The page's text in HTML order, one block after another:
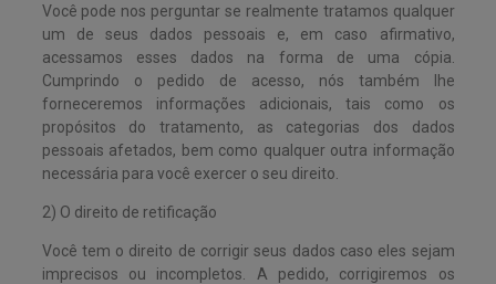
Você pode nos perguntar se realmente tratamos qualquer
um de seus dados pessoais e, em caso afirmativo,
acessamos esses dados na forma de uma cópia.
Cumprindo o pedido de acesso, nós também lhe
forneceremos informações adicionais, tais como os
propósitos do tratamento, as categorias dos dados
pessoais afetados, bem como qualquer outra informação
necessária para você exercer o seu direito.
2) O direito de retificação
Você tem o direito de corrigir seus dados caso eles sejam
imprecisos ou incompletos. A pedido, corrigiremos os